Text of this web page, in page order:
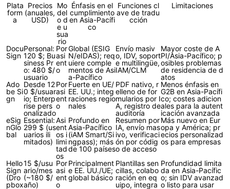
Plata
form
a
Precios
(anuales,
USD)
Mo
del
o d
e u
sua
rio
Énfasis en el
cumplimiento
en Asia-Pacífi
co
Funciones cl
ave de tradu
cción
Limitaciones
Docu
Sign
Personal:
120 $; Bu
siness Pr
o: 480 $/
usuario
Por
asi
ent
o
Global (ESIG
N/eIDAS); req
uiere comple
mentos de Asi
a-Pacífico
Envío masiv
o, IDV, soport
e multilingüe,
IAM/CLM
Mayor coste de A
PI/Asia-Pacífico; p
osibles problemas
de residencia de d
atos
Ado
be Si
gn
Desde 12
0 $/usuar
io; Enterp
rise pers
onalizado
Por
asi
ent
o
Fuerte en UE/
EE. UU.; integ
raciones regio
nales
PDF nativo, r
elleno de for
mularios por I
A, registro de
auditoría
Menos énfasis en
G2B en Asia-Pacífi
co; costes adicion
ales para la autent
icación avanzada
eSig
nGlo
bal
Essential:
299 $ (us
uarios ili
mitados)
Asi
ent
os i
limi
tad
os
Profundo en
Asia-Pacífico
(iAM Smart/Si
ngpass); más
de 100 países
Resumen por
IA, envío mas
ivo, verificaci
ón por códig
o de acceso
Más nuevo en Eur
opa y América; pr
ecios personalizad
os para empresas
Hello
Sign
(Dro
pbox
15 $/usu
ario/mes
(~180 $/
año)
Por
asi
ent
o
Principalment
e EE. UU./UE;
global básico
Plantillas sen
cillas, colabo
ración en eq
uipo, integra
Profundidad limita
da en Asia-Pacífic
o; sin IDV avanzad
o listo para usar